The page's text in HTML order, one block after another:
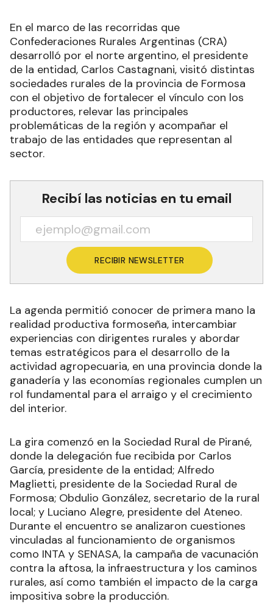
En el marco de las recorridas que
Confederaciones Rurales Argentinas (CRA)
desarrolló por el norte argentino, el presidente
de la entidad, Carlos Castagnani, visitó distintas
sociedades rurales de la provincia de Formosa
con el objetivo de fortalecer el vínculo con los
productores, relevar las principales
problemáticas de la región y acompañar el
trabajo de las entidades que representan al
sector.
Recibí las noticias en tu email
RECIBIR NEWSLETTER
La agenda permitió conocer de primera mano la
realidad productiva formoseña, intercambiar
experiencias con dirigentes rurales y abordar
temas estratégicos para el desarrollo de la
actividad agropecuaria, en una provincia donde la
ganadería y las economías regionales cumplen un
rol fundamental para el arraigo y el crecimiento
del interior.
La gira comenzó en la Sociedad Rural de Pirané,
donde la delegación fue recibida por Carlos
García, presidente de la entidad; Alfredo
Maglietti, presidente de la Sociedad Rural de
Formosa; Obdulio González, secretario de la rural
local; y Luciano Alegre, presidente del Ateneo.
Durante el encuentro se analizaron cuestiones
vinculadas al funcionamiento de organismos
como INTA y SENASA, la campaña de vacunación
contra la aftosa, la infraestructura y los caminos
rurales, así como también el impacto de la carga
impositiva sobre la producción.